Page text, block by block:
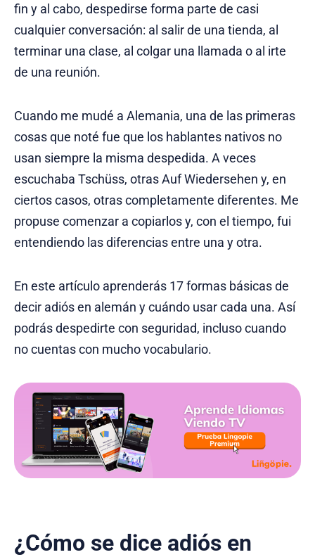
fin y al cabo, despedirse forma parte de casi
cualquier conversación: al salir de una tienda, al
terminar una clase, al colgar una llamada o al irte
de una reunión.
Cuando me mudé a Alemania, una de las primeras
cosas que noté fue que los hablantes nativos no
usan siempre la misma despedida. A veces
escuchaba Tschüss, otras Auf Wiedersehen y, en
ciertos casos, otras completamente diferentes. Me
propuse comenzar a copiarlos y, con el tiempo, fui
entendiendo las diferencias entre una y otra.
En este artículo aprenderás 17 formas básicas de
decir adiós en alemán y cuándo usar cada una. Así
podrás despedirte con seguridad, incluso cuando
no cuentas con mucho vocabulario.
¿Cómo se dice adiós en